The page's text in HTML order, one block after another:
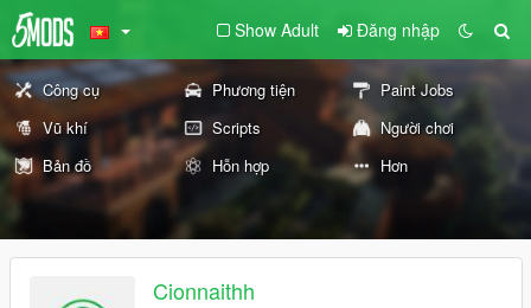
Show Adult Đăng nhập
Công cụ Phương tiện
Paint Jobs
Vũ khí
Scripts
Người chơi
Bản đồ
Hỗn hợp Hơn
Cionnaithh